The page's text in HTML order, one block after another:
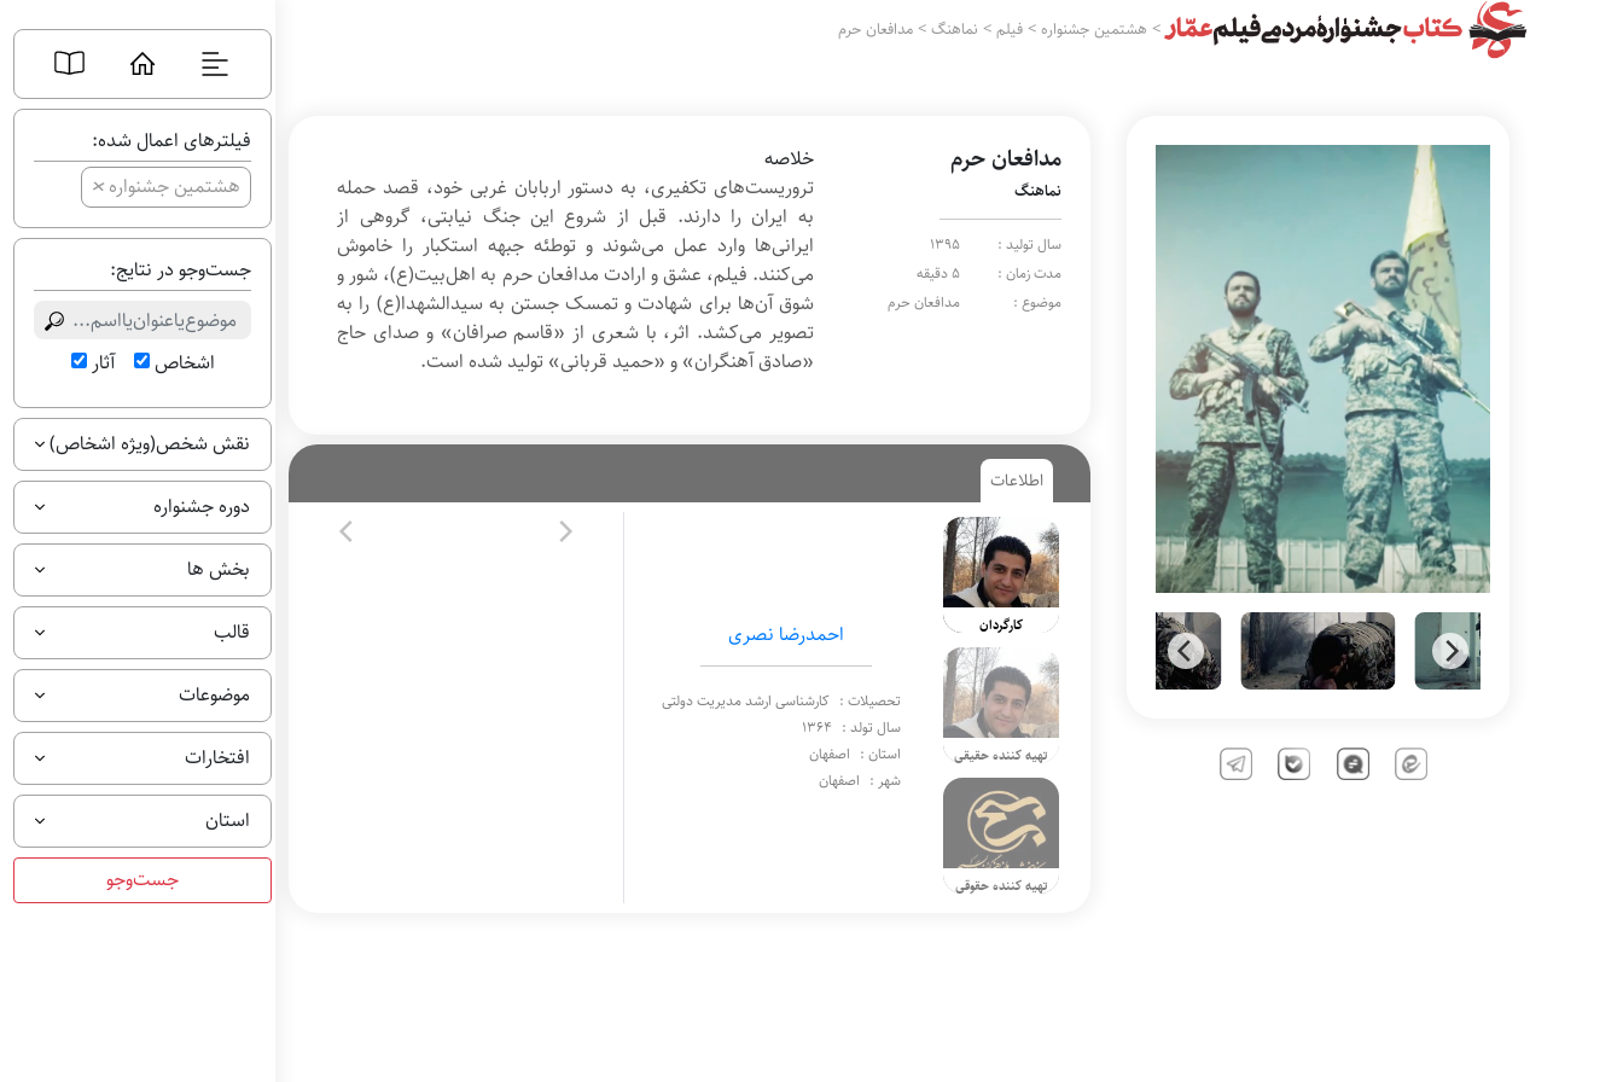
فیلترهای اعمال شده:
هشتمین جشنواره+
جست‌وجو در نتایج:
اشخاص آثار
نقش شخص(ویژه اشخاص)
دوره جشنواره
بخش ها
قالب
موضوعات
افتخارات
استان
> هشتمین جشنواره >فیلم > نماهنگ >مدافعان حرم
مدافعان حرم
نماهنگ
سال تولید :
1395
مدت زمان :
5 دقیقه
موضوع :
مدافعان حرم
خلاصه
تروریست‌های تکفیری، به دستور اربابان غربی خود، قصد حمله
به ایران را دارند. قبل از شروع این جنگ نیابتی، گروهی از
ایرانی‌ها وارد عمل می‌شوند و توطئه جبهه استکبار را خاموش
می‌کنند. فیلم، عشق و ارادت مدافعان حرم به اهل‌بیت(ع)، شور و
شوق آن‌ها برای شهادت و تمسک جستن به سیدالشهدا(ع) را به
تصویر می‌کشد. اثر، با شعری از «قاسم صرافان» و صدای حاج
«صادق آهنگران» و «حمید قربانی» تولید شده است.
اطلاعات
کارگردان
تهیه کننده حقیقی
تهیه کننده حقوقی
احمدرضا نصری
تحصیلات : کارشناسی ارشد مدیریت دولتی
سال تولد : 1364
استان : اصفهان
شهر : اصفهان